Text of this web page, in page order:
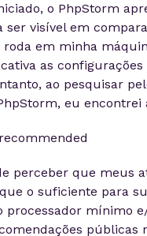
o PhpStorm
ser visível em
em minha
as
ao pesquisar
eu encontrei
perceber que meus
o suficiente para
mínimo
públicas